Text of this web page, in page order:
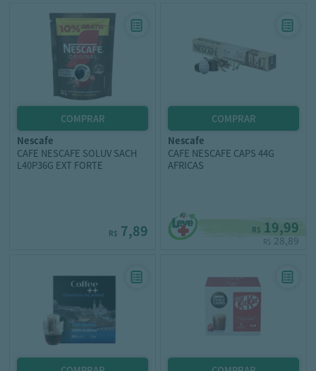
nescafe
CAFE NESCAFE SOLUV SACH
L40P36G EXT FORTE
R$ 7,89
nescafe
CAFE NESCAFE CAPS 44G
AFRICAS
R$ 19,99
R$ 28,89